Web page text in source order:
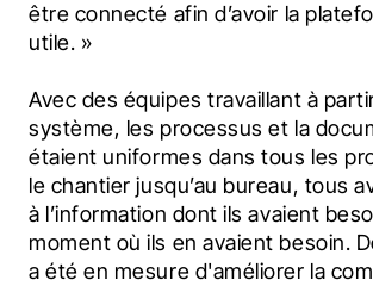
être connecté afin d’avoir la
utile. »
Avec des équipes travaillant à
système, les processus et la
étaient uniformes dans tous les
le chantier jusqu’au bureau, tous
à l’information dont ils avaient
moment où ils en avaient besoin.
a été en mesure d'améliorer la